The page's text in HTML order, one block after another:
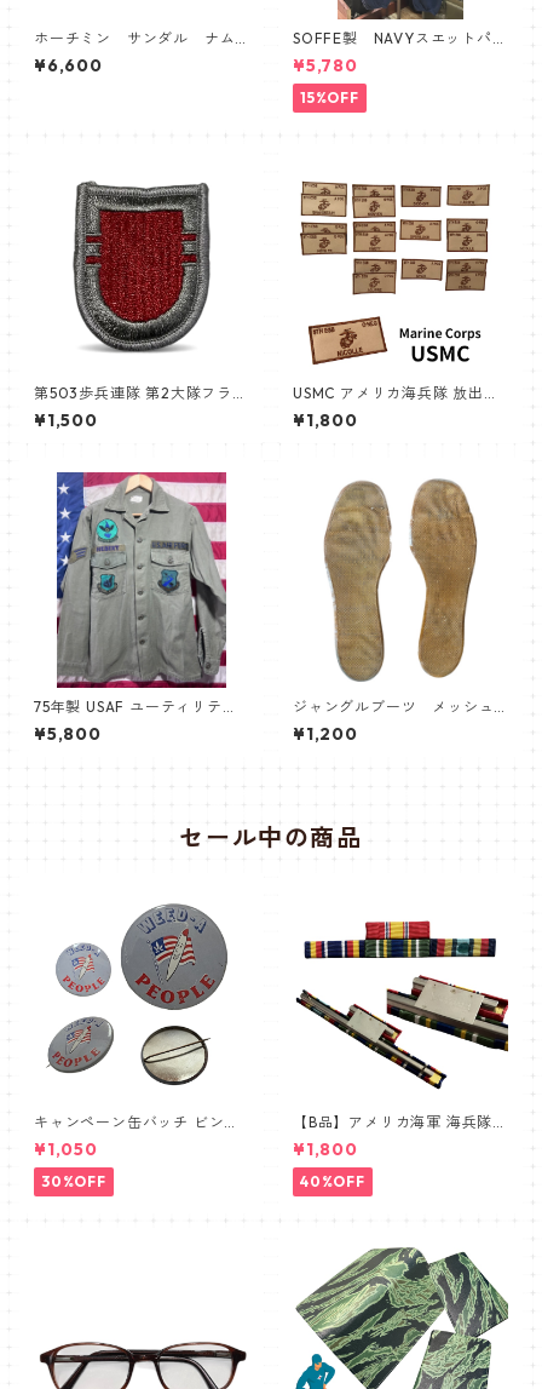
ホーチミン サンダル ナム
戦 ベトナム
¥6,600
SOFFE製 NAVYスエットパン
ツ
¥5,780
15%OFF
第503歩兵連隊 第2大隊フラッ
シュパッチ 第173空挺旅団
¥1,500
USMC アメリカ海兵隊 放出品
新品未使用品
¥1,800
75年製 USAF ユーティリティ
シャツ
¥5,800
ジャングルブーツ メッシュ
インナーソール
¥1,200
セール中の商品
キャンペーン缶バッチ ビンテ
ージ vintage USA FLAG
¥1,050
30%OFF
【B品】アメリカ海軍 海兵隊
① リボンバー 略綬SALE
¥1,800
40%OFF